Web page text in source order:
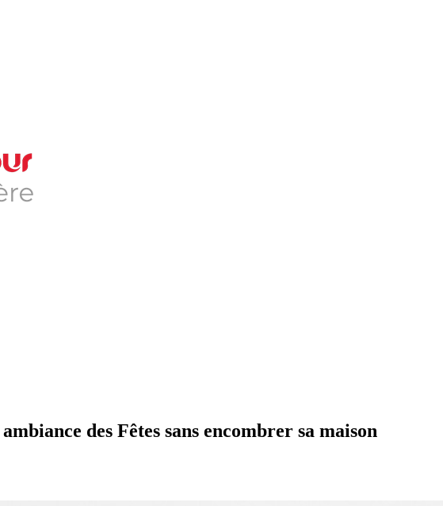
des Fêtes sans encombrer sa maison